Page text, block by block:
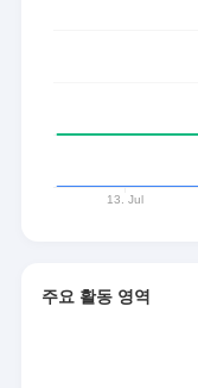
주요 활동 영역